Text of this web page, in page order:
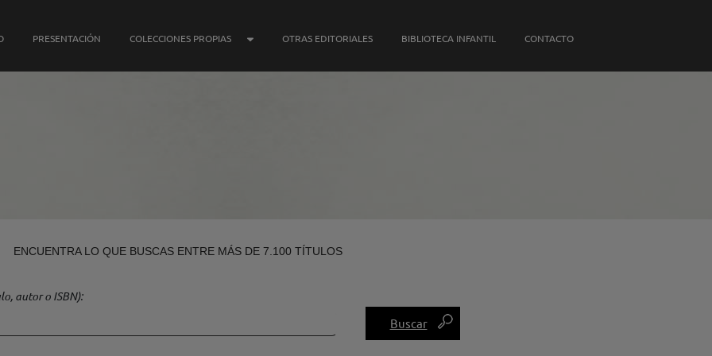
PRESENTACIÓN COLECCIONES PROPIAS SUBMENÚ COLECCIONES PROPIAS
OTRAS EDITORIALES BIBLIOTECA INFANTIL CONTACTO
ENCUENTRA LO QUE BUSCAS ENTRE MÁS DE 7.100 TÍTULOS
autor o ISBN)